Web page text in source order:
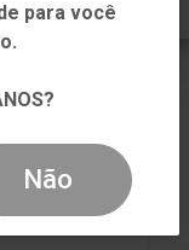
para você
Não